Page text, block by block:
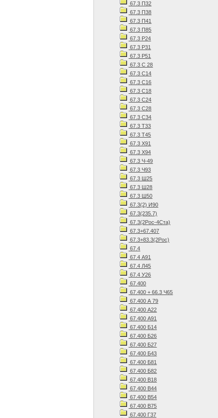
67.3 П32
67.3 П38
67.3 П41
67.3 П85
67.3 Р24
67.3 Р31
67.3 Р51
67.3 С 28
67.3 С14
67.3 С16
67.3 С18
67.3 С24
67.3 С28
67.3 С34
67.3 Т33
67.3 Т45
67.3 Х91
67.3 Х94
67.3 Ч-49
67.3 Ч93
67.3 Ш25
67.3 Ш28
67.3 Ш50
67.3(2) И90
67.3(235.7)
67.3(2Рос-4Ста)
67.3+67.407
67.3+83.3(2Рос)
67.4
67.4 А91
67.4 Л45
67.4 У26
67.400
67.400 + 66.3 Ч65
67.400 А 79
67.400 А22
67.400 А91
67.400 Б14
67.400 Б26
67.400 Б27
67.400 Б43
67.400 Б81
67.400 Б82
67.400 В18
67.400 В44
67.400 В54
67.400 В75
67.400 Г37